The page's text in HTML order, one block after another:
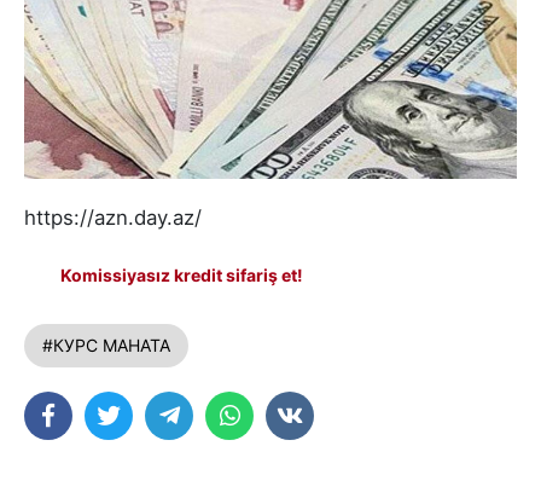
https://azn.day.az/
Komissiyasız kredit sifariş et!
#КУРС МАНАТА